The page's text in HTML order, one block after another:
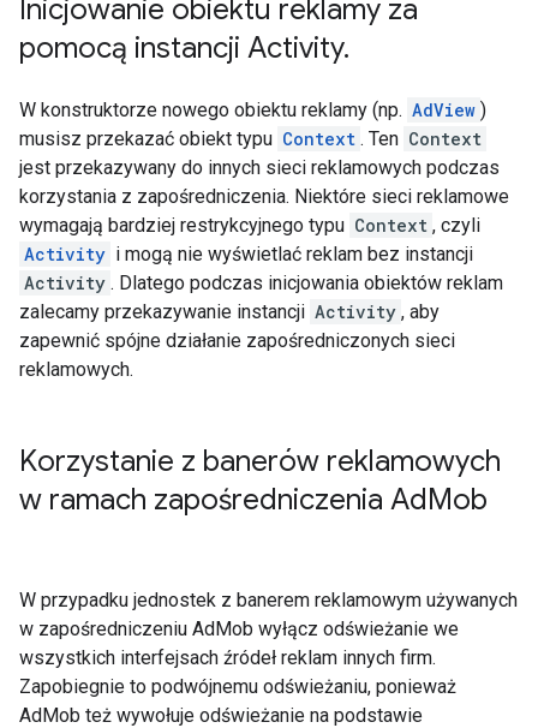
Inicjowanie obiektu reklamy za
pomocą instancji Activity.
W konstruktorze nowego obiektu reklamy (np. AdView )
musisz przekazać obiekt typu Context . Ten Context
jest przekazywany do innych sieci reklamowych podczas
korzystania z zapośredniczenia. Niektóre sieci reklamowe
wymagają bardziej restrykcyjnego typu Context , czyli
Activity i mogą nie wyświetlać reklam bez instancji
Activity . Dlatego podczas inicjowania obiektów reklam
zalecamy przekazywanie instancji Activity , aby
zapewnić spójne działanie zapośredniczonych sieci
reklamowych.
Korzystanie z banerów reklamowych
w ramach zapośredniczenia AdMob
W przypadku jednostek z banerem reklamowym używanych
w zapośredniczeniu AdMob wyłącz odświeżanie we
wszystkich interfejsach źródeł reklam innych firm.
Zapobiegnie to podwójnemu odświeżaniu, ponieważ
AdMob też wywołuje odświeżanie na podstawie